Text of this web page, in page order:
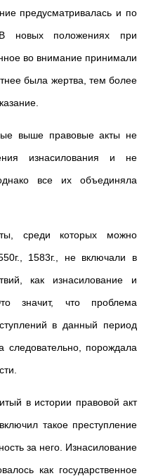
предусматривалась и по
новых положениях при
во внимание принимали
была жертва, тем более
выше правовые акты не
изнасилования и не
все их объединяла
среди которых можно
1583г., не включали в
как изнасилование и
значит, что проблема
в данный период
следовательно, порождала
в истории правовой акт
такое преступление
за него. Изнасилование
как государственное